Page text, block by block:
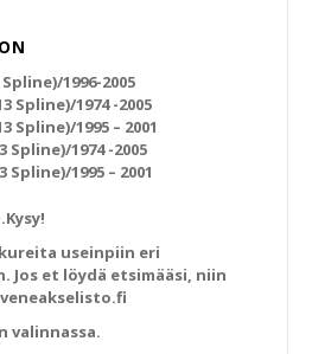
1996-2005
Spline)/1974 -2005
Spline)/1995 – 2001
Spline)/1974 -2005
Spline)/1995 – 2001
useinpiin eri
et löydä etsimääsi, niin
valinnassa.